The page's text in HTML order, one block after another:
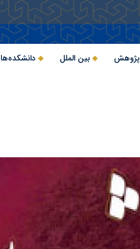
پژوهش بین الملل دانشکده‌ها